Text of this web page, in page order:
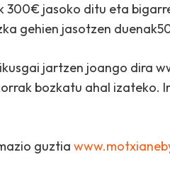
300€ jasoko ditu eta
gehien jasotzen
jartzen joango dira
bozkatu ahal izateko.
guztia